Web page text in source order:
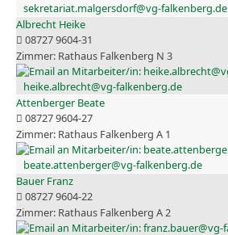
sekretariat.malgersdorf@vg-falkenberg.de
Albrecht Heike
08727 9604-31
Rathaus Falkenberg N 3
heike.albrecht@vg-falkenberg.de
Attenberger Beate
08727 9604-27
Rathaus Falkenberg A 1
beate.attenberger@vg-falkenberg.de
Bauer Franz
08727 9604-22
Rathaus Falkenberg A 2